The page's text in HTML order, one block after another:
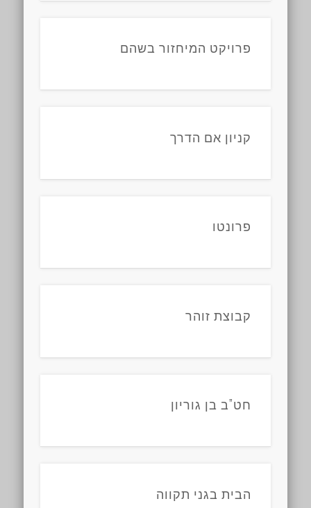
פרויקט המיחזור בשהם
קניון אם הדרך
פרונטו
קבוצת זוהר
חט”ב בן גוריון
הבית בגני תקווה